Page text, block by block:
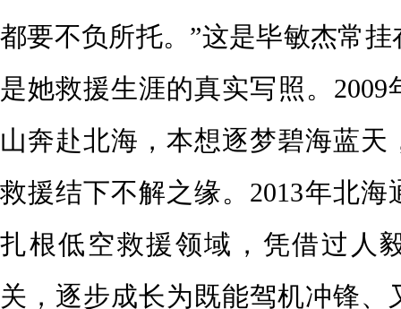
都要不负所托。”这是毕敏杰常
是她救援生涯的真实写照。2009
山奔赴北海，本想逐梦碧海蓝天
救援结下不解之缘。2013年北海
扎根低空救援领域，凭借过人
关，逐步成长为既能驾机冲锋、